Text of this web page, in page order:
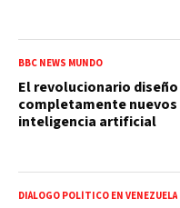
BBC NEWS MUNDO
El revolucionario diseño
completamente
inteligencia artificial
DIÁLOGO POLÍTICO EN VENEZUELA